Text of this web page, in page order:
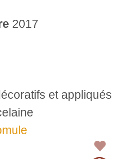
2017
et appliqués